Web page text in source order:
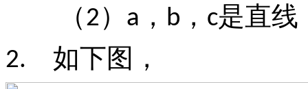
（2） a ， b ， c是直线
2. 如下图，